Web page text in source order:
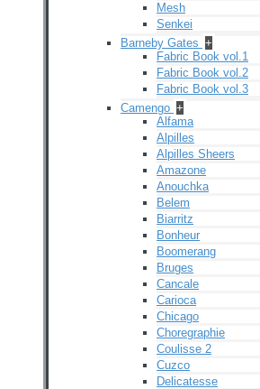
Mesh
Senkei
Barneby Gates +
Fabric Book vol.1
Fabric Book vol.2
Fabric Book vol.3
Camengo +
Alfama
Alpilles
Alpilles Sheers
Amazone
Anouchka
Belem
Biarritz
Bonheur
Boomerang
Bruges
Cancale
Carioca
Chicago
Choregraphie
Coulisse 2
Cuzco
Delicatesse